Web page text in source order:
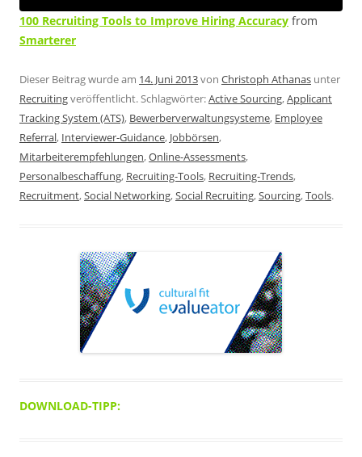
100 Recruiting Tools to Improve Hiring Accuracy from
Smarterer
Dieser Beitrag wurde am 14. Juni 2013von Christoph Athanas unter
Recruitingveröffentlicht. Schlagwörter:Active Sourcing,Applicant
Tracking System (ATS), Bewerberverwaltungsysteme, Employee
Referral, Interviewer-Guidance, Jobbörsen,
Mitarbeiterempfehlungen,Online-Assessments,
Personalbeschaffung, Recruiting-Tools, Recruiting-Trends,
Recruitment,Social Networking,Social Recruiting,Sourcing,Tools.
DOWNLOAD-TIPP: